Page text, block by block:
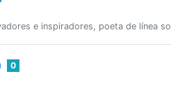
e inspiradores, poeta de línea
0